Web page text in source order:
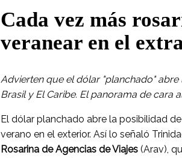
Cada vez más
veranear en el
Advierten que el dólar "planchado"
Brasil y El Caribe. El panorama de cara
El dólar planchado abre la posibilidad
verano en el exterior. Así lo señaló
Rosarina de Agencias de Viajes (Arav),